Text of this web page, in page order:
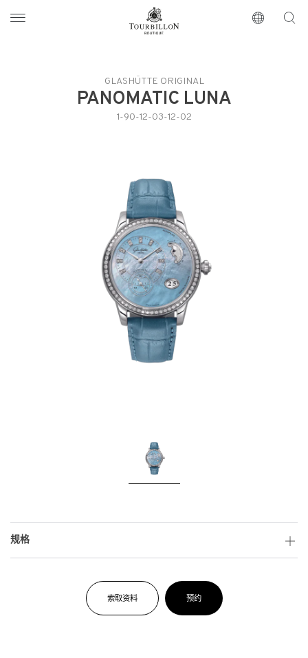
https://www.tourbillon.com/zh-hant
GLASHÜTTE ORIGINAL
PANOMATIC LUNA
1-90-12-03-12-02
规格
索取资料 预约